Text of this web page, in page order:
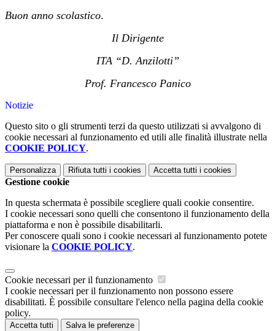
Buon anno scolastico.
Il Dirigente
ITA “D. Anzilotti”
Prof. Francesco Panico
Notizie
Questo sito o gli strumenti terzi da questo utilizzati si avvalgono di
cookie necessari al funzionamento ed utili alle finalità illustrate nella
COOKIE POLICY.
Personalizza Rifiuta tutti i cookies Accetta tutti i cookies
Gestione cookie
In questa schermata è possibile scegliere quali cookie consentire.
I cookie necessari sono quelli che consentono il funzionamento della
piattaforma e non è possibile disabilitarli.
Per conoscere quali sono i cookie necessari al funzionamento potete
visionare la COOKIE POLICY.
Cookie necessari per il funzionamento
I cookie necessari per il funzionamento non possono essere
disabilitati. È possibile consultare l'elenco nella pagina della cookie
policy.
Accetta tutti Salva le preferenze